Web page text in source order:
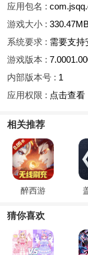
应用包名 :
游戏大小 :
系统要求 : 需要支持
游戏版本 :
内部版本号 : 1
应用权限 : 点击查看
相关推荐
醉西游
猜你喜欢